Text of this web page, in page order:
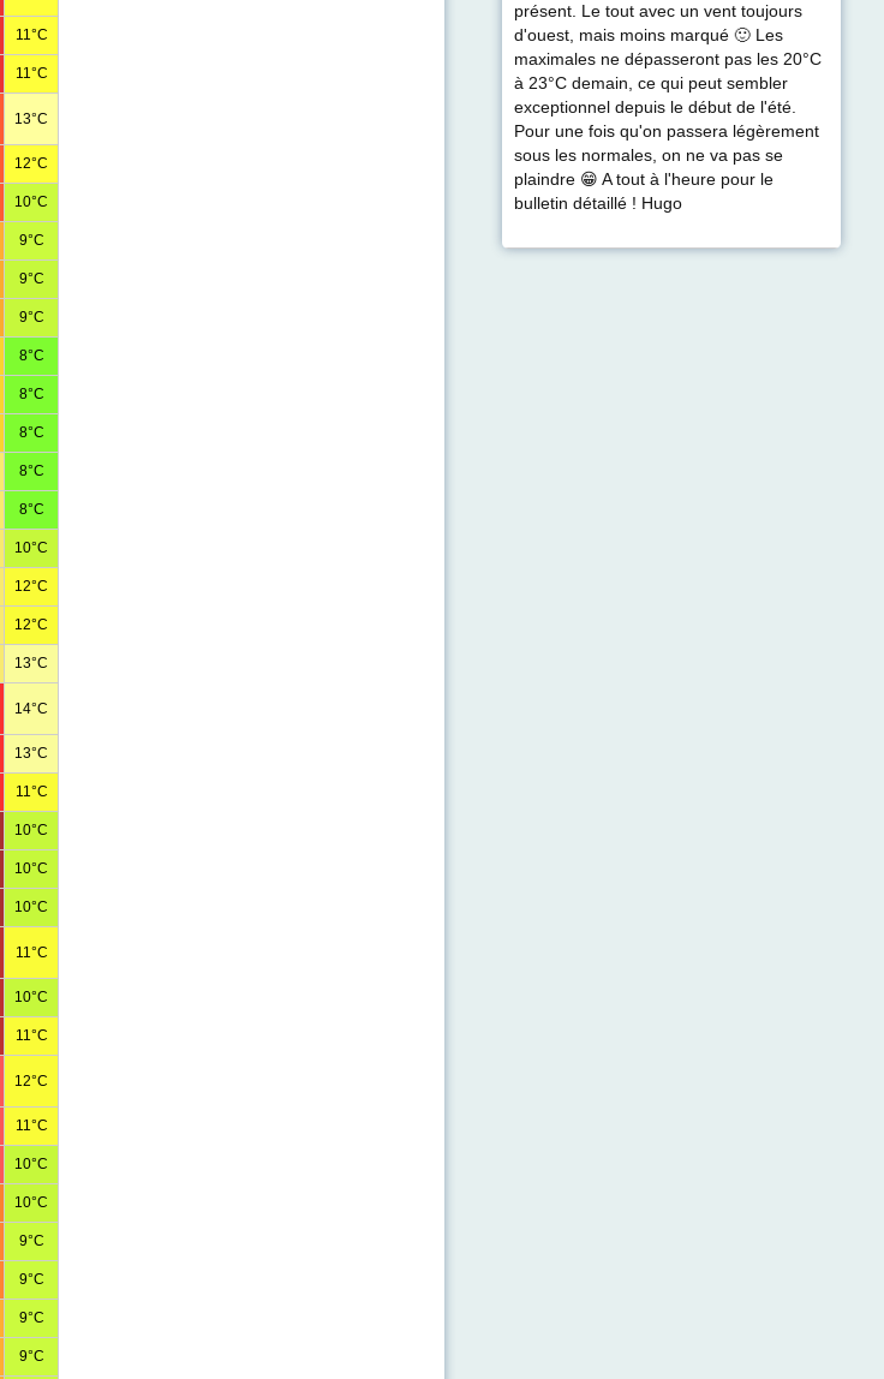
11°C
11°C
13°C
12°C
10°C
9°C
9°C
9°C
8°C
8°C
8°C
8°C
8°C
10°C
12°C
12°C
13°C
14°C
13°C
11°C
10°C
10°C
10°C
11°C
10°C
11°C
12°C
11°C
10°C
10°C
9°C
9°C
9°C
9°C
présent. Le tout avec un vent toujours
d'ouest, mais moins marqué 🙂 Les
maximales ne dépasseront pas les 20°C
à 23°C demain, ce qui peut sembler
exceptionnel depuis le début de l'été.
Pour une fois qu'on passera légèrement
sous les normales, on ne va pas se
plaindre 😁 A tout à l'heure pour le
bulletin détaillé ! Hugo